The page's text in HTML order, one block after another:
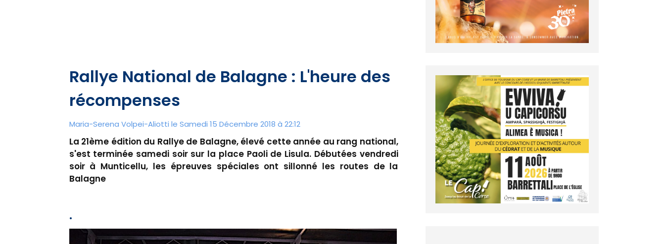
Rallye National de Balagne : L'heure des
récompenses
Maria-Serena Volpei-Aliotti le Samedi 15 Décembre 2018 à 22:12
La 21ème édition du Rallye de Balagne, élevé cette année au rang national,
s'est terminée samedi soir sur la place Paoli de Lisula. Débutées vendredi
soir à Munticellu, les épreuves spéciales ont sillonné les routes de la
Balagne
.